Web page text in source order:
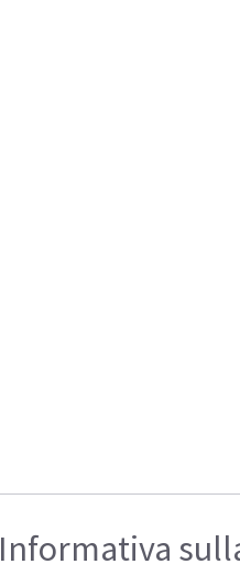
Informativa